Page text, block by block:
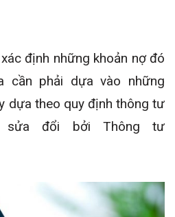
định những khoản nợ đó
cần phải dựa vào những
dựa theo quy định thông tư
sửa đổi bởi Thông tư